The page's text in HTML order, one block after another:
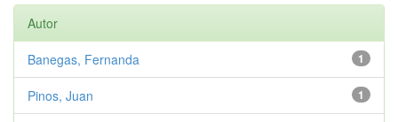
Autor
1
Banegas, Fernanda
1
Pinos, Juan